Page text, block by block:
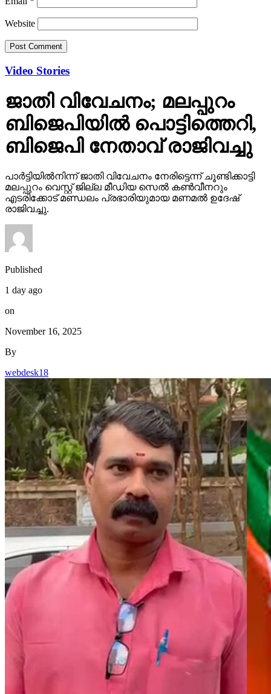
Website
Video Stories
ജാതി വിവേചനം; മലപ്പുറം
ബിജെപിയില്‍ പൊട്ടിത്തെറി,
ബിജെപി നേതാവ് രാജിവച്ചു
പാര്‍ട്ടിയില്‍നിന്ന് ജാതി വിവേചനം നേരിട്ടെന്ന് ചൂണ്ടിക്കാട്ടി
മലപ്പുറം വെസ്റ്റ് ജില്ല മീഡിയ സെല്‍ കണ്‍വീനറും
എടരിക്കോട് മണ്ഡലം പ്രഭാരിയുമായ മണമല്‍ ഉദേഷ്
രാജിവച്ചു.
Published
1 day ago
on
November 16, 2025
By
webdesk18